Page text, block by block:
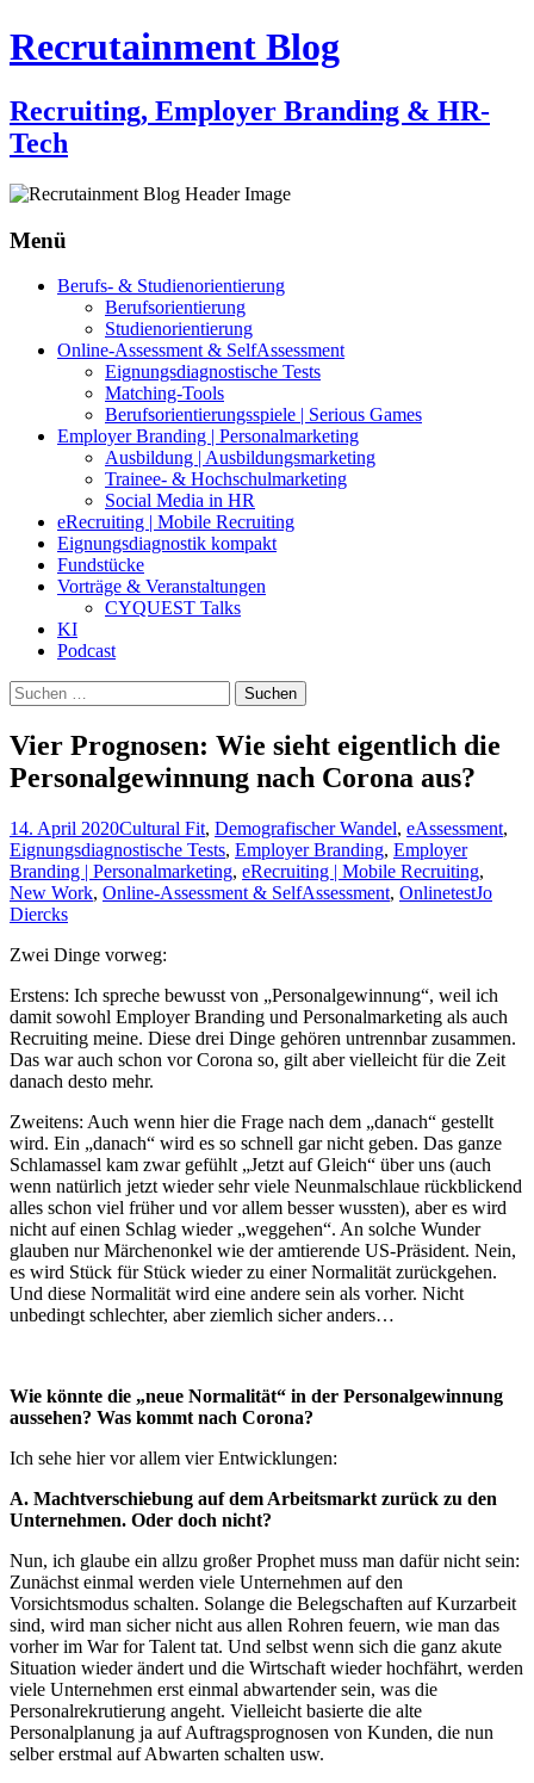
Recrutainment Blog
Recruiting, Employer Branding & HR-
Tech
Menü
Zum
Berufs- & Studienorientierung
Berufsorientierung
Studienorientierung
Online-Assessment & SelfAssessment
Eignungsdiagnostische Tests
Matching-Tools
Berufsorientierungsspiele | Serious Games
Employer Branding | Personalmarketing
Ausbildung | Ausbildungsmarketing
Trainee- & Hochschulmarketing
Social Media in HR
eRecruiting | Mobile Recruiting
Eignungsdiagnostik kompakt
Fundstücke
Vorträge & Veranstaltungen
CYQUEST Talks
KI
Podcast
Suchen
nach:
Vier Prognosen: Wie sieht eigentlich die
Personalgewinnung nach Corona aus?
14. April 2020Cultural Fit, Demografischer Wandel, eAssessment,
Eignungsdiagnostische Tests, Employer Branding, Employer
Branding | Personalmarketing, eRecruiting | Mobile Recruiting,
New Work, Online-Assessment & SelfAssessment, OnlinetestJo
Diercks
Zwei Dinge vorweg:
Erstens: Ich spreche bewusst von „Personalgewinnung“, weil ich
damit sowohl Employer Branding und Personalmarketing als auch
Recruiting meine. Diese drei Dinge gehören untrennbar zusammen.
Das war auch schon vor Corona so, gilt aber vielleicht für die Zeit
danach desto mehr.
Zweitens: Auch wenn hier die Frage nach dem „danach“ gestellt
wird. Ein „danach“ wird es so schnell gar nicht geben. Das ganze
Schlamassel kam zwar gefühlt „Jetzt auf Gleich“ über uns (auch
wenn natürlich jetzt wieder sehr viele Neunmalschlaue rückblickend
alles schon viel früher und vor allem besser wussten), aber es wird
nicht auf einen Schlag wieder „weggehen“. An solche Wunder
glauben nur Märchenonkel wie der amtierende US-Präsident. Nein,
es wird Stück für Stück wieder zu einer Normalität zurückgehen.
Und diese Normalität wird eine andere sein als vorher. Nicht
unbedingt schlechter, aber ziemlich sicher anders…
Wie könnte die „neue Normalität“ in der Personalgewinnung
aussehen? Was kommt nach Corona?
Ich sehe hier vor allem vier Entwicklungen:
A. Machtverschiebung auf dem Arbeitsmarkt zurück zu den
Unternehmen. Oder doch nicht?
Nun, ich glaube ein allzu großer Prophet muss man dafür nicht sein:
Zunächst einmal werden viele Unternehmen auf den
Vorsichtsmodus schalten. Solange die Belegschaften auf Kurzarbeit
sind, wird man sicher nicht aus allen Rohren feuern, wie man das
vorher im War for Talent tat. Und selbst wenn sich die ganz akute
Situation wieder ändert und die Wirtschaft wieder hochfährt, werden
viele Unternehmen erst einmal abwartender sein, was die
Personalrekrutierung angeht. Vielleicht basierte die alte
Personalplanung ja auf Auftragsprognosen von Kunden, die nun
selber erstmal auf Abwarten schalten usw.